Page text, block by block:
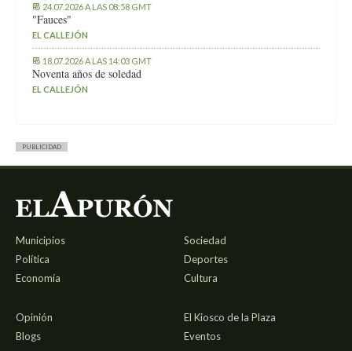
24.07.2026 A LAS 08:58 GMT
"Fauces"
EL CALLEJÓN
18.07.2026 A LAS 14:03 GMT
Noventa años de soledad
EL CALLEJÓN
PUBLICIDAD
Municipios
Política
Economía
Sociedad
Deportes
Cultura
Opinión
Blogs
El Kiosco de la Plaza
Eventos